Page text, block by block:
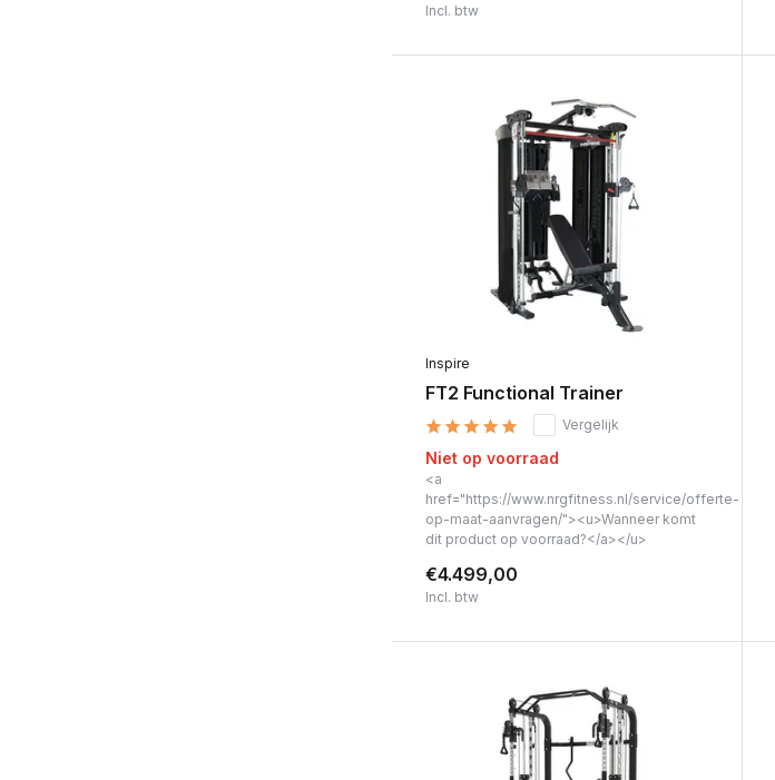
Incl. btw
Inspire
FT2 Functional Trainer
Vergelijk
Niet op voorraad
<a
href="https://www.nrgfitness.nl/service/offerte-
op-maat-aanvragen/"><u>Wanneer komt
dit product op voorraad?</a></u>
€4.499,00
Incl. btw